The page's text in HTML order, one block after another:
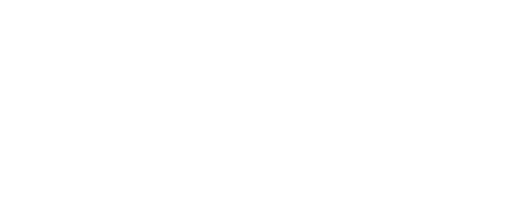
noche anterior. Sin embargo, la
les sucedió a sus gemelos
una chica llamada Belle, las
de que algo terrible los
Wallop, el pequeño pueblo
de las nuevas
con Luke Cage' mucho menos la forma